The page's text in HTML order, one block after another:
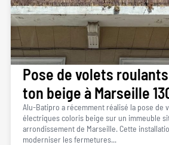
Pose de volets
ton beige à Marseille
Alu-Batipro a récemment réalisé la pose de
électriques coloris beige sur un immeuble
arrondissement de Marseille. Cette
moderniser les fermetures...